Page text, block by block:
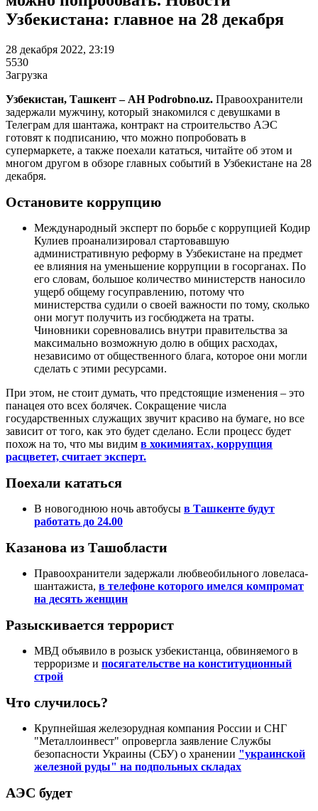
Узбекистана: главное на 28 декабря
28 декабря 2022, 23:19
5530
Загрузка
Узбекистан, Ташкент – АН Podrobno.uz. Правоохранители
задержали мужчину, который знакомился с девушками в
Телеграм для шантажа, контракт на строительство АЭС
готовят к подписанию, что можно попробовать в
супермаркете, а также поехали кататься, читайте об этом и
многом другом в обзоре главных событий в Узбекистане на 28
декабря.
Остановите коррупцию
Международный эксперт по борьбе с коррупцией Кодир
Кулиев проанализировал стартовавшую
административную реформу в Узбекистане на предмет
ее влияния на уменьшение коррупции в госорганах. По
его словам, большое количество министерств наносило
ущерб общему госуправлению, потому что
министерства судили о своей важности по тому, сколько
они могут получить из госбюджета на траты.
Чиновники соревновались внутри правительства за
максимально возможную долю в общих расходах,
независимо от общественного блага, которое они могли
сделать с этими ресурсами.
При этом, не стоит думать, что предстоящие изменения – это
панацея ото всех болячек. Сокращение числа
государственных служащих звучит красиво на бумаге, но все
зависит от того, как это будет сделано. Если процесс будет
похож на то, что мы видим в хокимиятах, коррупция
расцветет, считает эксперт.
Поехали кататься
В новогоднюю ночь автобусы в Ташкенте будут
работать до 24.00
Казанова из Ташобласти
Правоохранители задержали любвеобильного ловеласа-
шантажиста, в телефоне которого имелся компромат
на десять женщин
Разыскивается террорист
МВД объявило в розыск узбекистанца, обвиняемого в
терроризме и посягательстве на конституционный
строй
Что случилось?
Крупнейшая железорудная компания России и СНГ
"Металлоинвест" опровергла заявление Службы
безопасности Украины (СБУ) о хранении "украинской
железной руды" на подпольных складах
АЭС будет